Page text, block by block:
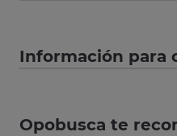
Información para
Opobusca te